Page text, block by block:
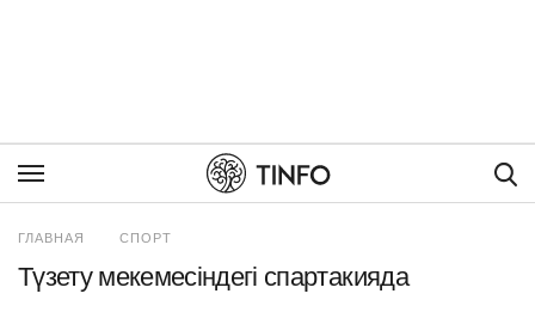
ГЛАВНАЯ СПОРТ
Түзету мекемесіндегі спартакияда